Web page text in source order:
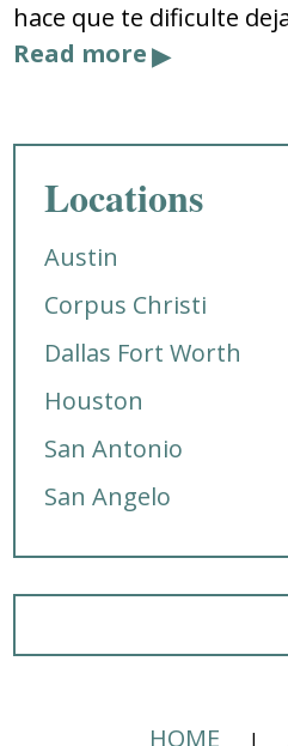
hace que te dificulte
Read more
Locations
Austin
Corpus Christi
Dallas Fort Worth
Houston
San Antonio
San Angelo
HOME